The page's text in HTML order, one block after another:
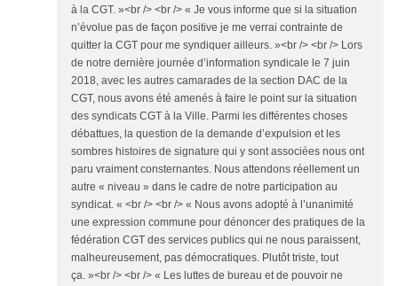
à la CGT. »<br /> <br /> « Je vous informe que si la situation
n’évolue pas de façon positive je me verrai contrainte de
quitter la CGT pour me syndiquer ailleurs. »<br /> <br /> Lors
de notre dernière journée d’information syndicale le 7 juin
2018, avec les autres camarades de la section DAC de la
CGT, nous avons été amenés à faire le point sur la situation
des syndicats CGT à la Ville. Parmi les différentes choses
débattues, la question de la demande d’expulsion et les
sombres histoires de signature qui y sont associées nous ont
paru vraiment consternantes. Nous attendons réellement un
autre « niveau » dans le cadre de notre participation au
syndicat. « <br /> <br /> « Nous avons adopté à l’unanimité
une expression commune pour dénoncer des pratiques de la
fédération CGT des services publics qui ne nous paraissent,
malheureusement, pas démocratiques. Plutôt triste, tout
ça. »<br /> <br /> « Les luttes de bureau et de pouvoir ne